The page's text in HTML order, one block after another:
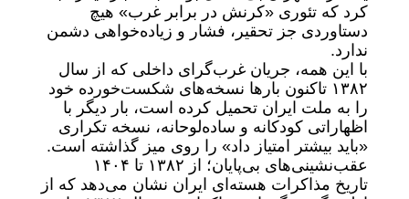
کرد که تئوری «کرنش در برابر غرب» هیچ
دستاوردی جز تحقیر، فشار و زیاده‌خواهی دشمن
ندارد.
با این همه، جریان غرب‌گرای داخلی که از سال
۱۳۸۲ تاکنون بارها نسخه‌های شکست‌خورده خود
را به ملت ایران تحمیل کرده است، بار دیگر با
اظهاراتی کودکانه و ساده‌لوحانه، نسخه تکراری
«باید بیشتر امتیاز داد» را روی میز گذاشته است.
عقب‌نشینی‌های بی‌پایان؛ از ۱۳۸۲ تا ۱۴۰۴
تاریخ مذاکرات هسته‌ای ایران نشان می‌دهد که از